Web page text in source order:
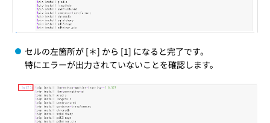
セルの左箇所が [＊] から [1] になると完了です。
特にエラーが出力されていないことを確認します。